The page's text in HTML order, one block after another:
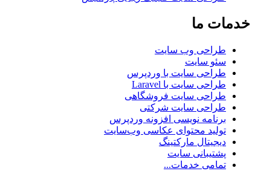
خدمات ما
طراحی وب سایت
سئو سایت
طراحی سایت با وردپرس
طراحی سایت با Laravel
طراحی سایت فروشگاهی
طراحی سایت شرکتی
برنامه نویسی افزونه وردپرس
تولید محتوای عکاسی وب‌سایت
دیجیتال مارکتینگ
پشتیبانی سایت
تمامی خدمات...